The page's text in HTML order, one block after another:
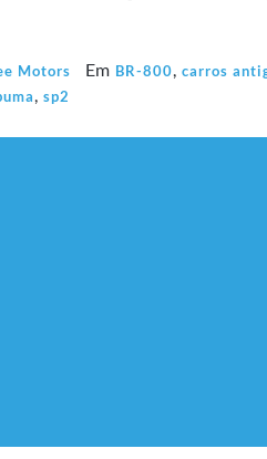
Motors Em BR-800, carros
, sp2